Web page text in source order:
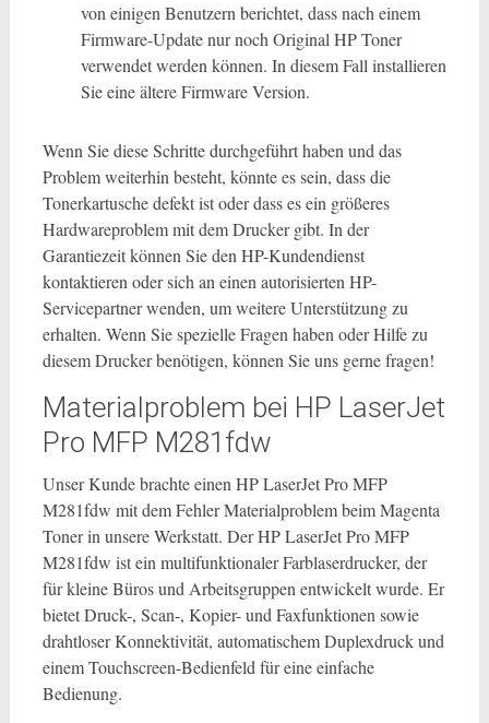
von einigen Benutzern berichtet, dass nach einem
Firmware-Update nur noch Original HP Toner
verwendet werden können. In diesem Fall installieren
Sie eine ältere Firmware Version.
Wenn Sie diese Schritte durchgeführt haben und das
Problem weiterhin besteht, könnte es sein, dass die
Tonerkartusche defekt ist oder dass es ein größeres
Hardwareproblem mit dem Drucker gibt. In der
Garantiezeit können Sie den HP-Kundendienst
kontaktieren oder sich an einen autorisierten HP-
Servicepartner wenden, um weitere Unterstützung zu
erhalten. Wenn Sie spezielle Fragen haben oder Hilfe zu
diesem Drucker benötigen, können Sie uns gerne fragen!
Materialproblem bei HP LaserJet
Pro MFP M281fdw
Unser Kunde brachte einen HP LaserJet Pro MFP
M281fdw mit dem Fehler Materialproblem beim Magenta
Toner in unsere Werkstatt. Der HP LaserJet Pro MFP
M281fdw ist ein multifunktionaler Farblaserdrucker, der
für kleine Büros und Arbeitsgruppen entwickelt wurde. Er
bietet Druck-, Scan-, Kopier- und Faxfunktionen sowie
drahtloser Konnektivität, automatischem Duplexdruck und
einem Touchscreen-Bedienfeld für eine einfache
Bedienung.